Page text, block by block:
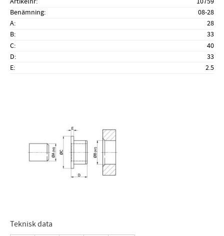
Benämning
08-28
A
28
B
33
C
40
D
33
E
2.5
Teknisk data